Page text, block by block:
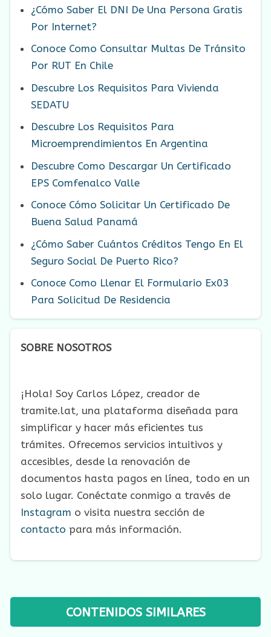
¿Cómo Saber El DNI De Una Persona Gratis
Por Internet?
Conoce Como Consultar Multas De Tránsito
Por RUT En Chile
Descubre Los Requisitos Para Vivienda
SEDATU
Descubre Los Requisitos Para
Microemprendimientos En Argentina
Descubre Como Descargar Un Certificado
EPS Comfenalco Valle
Conoce Cómo Solicitar Un Certificado De
Buena Salud Panamá
¿Cómo Saber Cuántos Créditos Tengo En El
Seguro Social De Puerto Rico?
Conoce Como Llenar El Formulario Ex03
Para Solicitud De Residencia
SOBRE NOSOTROS
¡Hola! Soy Carlos López, creador de
tramite.lat, una plataforma diseñada para
simplificar y hacer más eficientes tus
trámites. Ofrecemos servicios intuitivos y
accesibles, desde la renovación de
documentos hasta pagos en línea, todo en un
solo lugar. Conéctate conmigo a través de
Instagram o visita nuestra sección de
contacto para más información.
CONTENIDOS SIMILARES